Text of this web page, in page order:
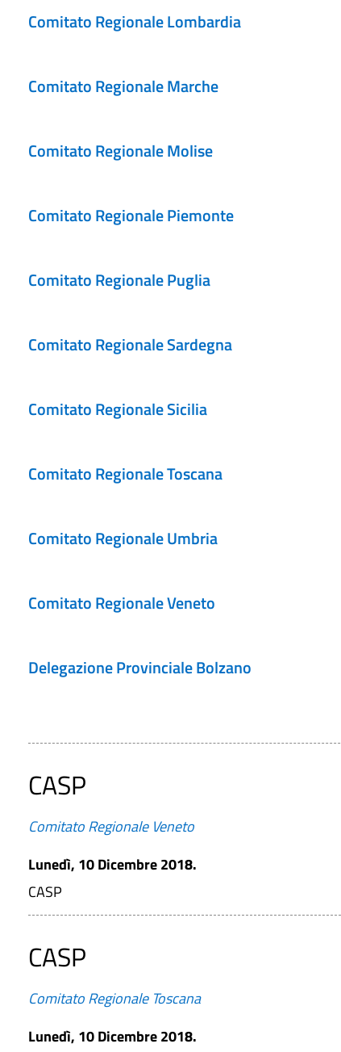
Comitato Regionale Lombardia
Comitato Regionale Marche
Comitato Regionale Molise
Comitato Regionale Piemonte
Comitato Regionale Puglia
Comitato Regionale Sardegna
Comitato Regionale Sicilia
Comitato Regionale Toscana
Comitato Regionale Umbria
Comitato Regionale Veneto
Delegazione Provinciale Bolzano
CASP
Comitato Regionale Veneto
Lunedì, 10 Dicembre 2018.
CASP
CASP
Comitato Regionale Toscana
Lunedì, 10 Dicembre 2018.